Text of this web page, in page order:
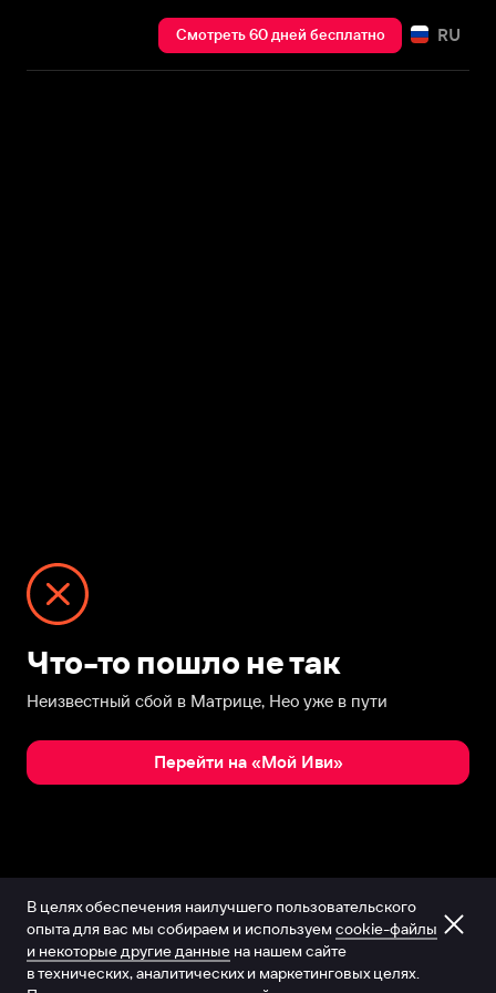
Смотреть 60 дней бесплатно RU
Что-то пошло не так
Неизвестный сбой в Матрице, Нео уже в пути
Перейти на «Мой Иви»
В целях обеспечения наилучшего пользовательского
опыта для вас мы собираем и используем cookie-файлы
и некоторые другие данные на нашем сайте
в технических, аналитических и маркетинговых целях.